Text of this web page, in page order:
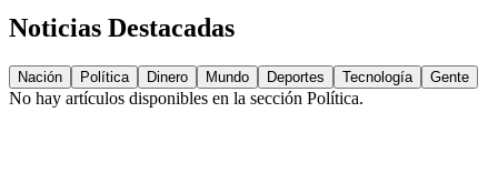
Noticias Destacadas
Nación Política Dinero Mundo Deportes Tecnología Gente
No hay artículos disponibles en la sección Política.